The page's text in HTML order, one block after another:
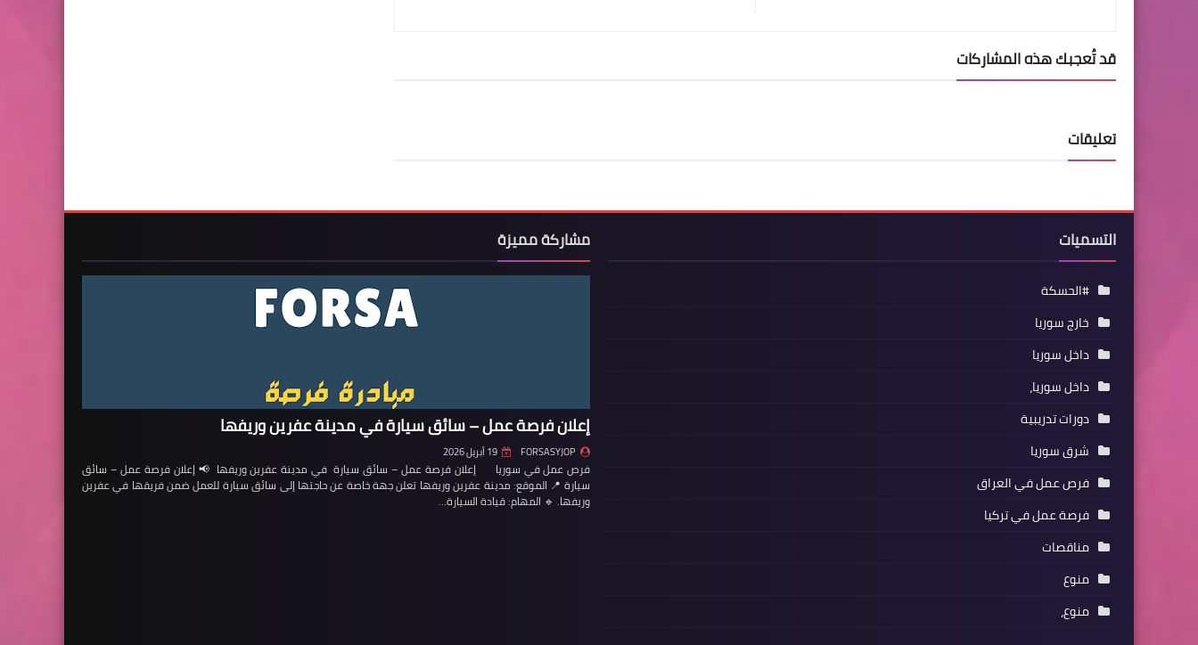
قد تُعجبك هذه المشاركات
تعليقات
التسميات
#الحسكة
خارج سوريا
داخل سوريا
داخل سوريا،
دورات تدريبية
شرق سوريا
فرص عمل في العراق
فرصة عمل في تركيا
مناقصات
منوع
منوع،
مشاركة مميزة
إعلان فرصة عمل – سائق سيارة في مدينة عفرين وريفها
FORSASYJOP 19 أبريل 2026
فرص عمل في سوريا إعلان فرصة عمل – سائق سيارة في مدينة عفرين وريفها 📢 إعلان فرصة عمل – سائق
سيارة 📍 الموقع: مدينة عفرين وريفها تعلن جهة خاصة عن حاجتها إلى سائق سيارة للعمل ضمن فريقها في عفرين
وريفها. 🔹 المهام: قيادة السيارة…